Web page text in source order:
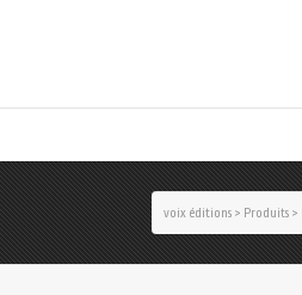
voix éditions > Produits >